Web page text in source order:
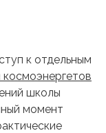
к отдельным
космоэнергетов
школы
момент